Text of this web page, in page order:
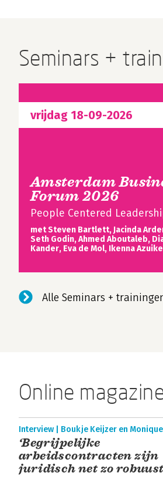
Seminars +
vrijdag 18-09-2026
Amsterdam
Forum 2026
People Centered
met Steven Bartlett, Jacinda
Seth Godin, Ahmed Aboutaleb,
Kander, Eva de Mol, Ikenna Azuike
Alle Seminars +
Online
Interview | Boukje Keijzer en
‘Begrijpelijke
arbeidscontracten zijn
juridisch net zo